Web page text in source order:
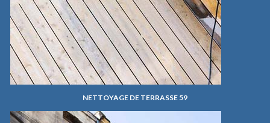
NETTOYAGE DE TERRASSE 59